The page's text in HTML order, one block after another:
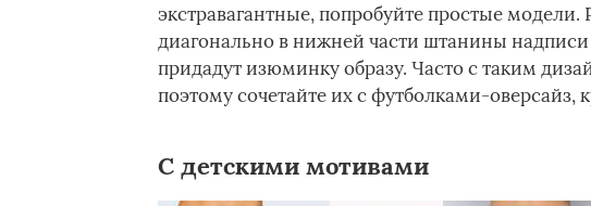
экстравагантные, попробуйте простые
диагонально в нижней части штанины
придадут изюминку образу. Часто с таким
поэтому сочетайте их с футболками-
С детскими мотивами